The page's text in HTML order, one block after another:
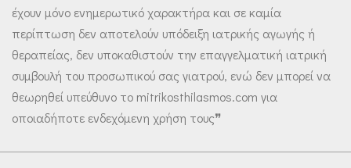
έχουν μόνο ενημερωτικό χαρακτήρα και σε καμία
περίπτωση δεν αποτελούν υπόδειξη ιατρικής αγωγής ή
θεραπείας, δεν υποκαθιστούν την επαγγελματική ιατρική
συμβουλή του προσωπικού σας γιατρού, ενώ δεν μπορεί να
θεωρηθεί υπεύθυνο το mitrikosthilasmos.com για
οποιαδήποτε ενδεχόμενη χρήση τους❞